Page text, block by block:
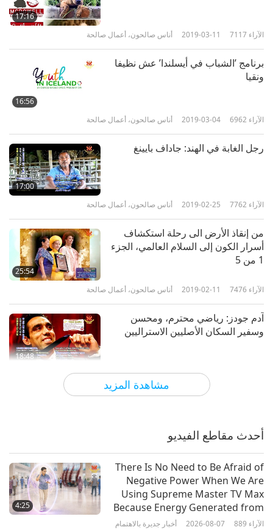
مشاهدة المزيد
17:16
أناس صالحون، أعمال صالحة 2019-03-11 7117 الآراء
16:56
برنامج ’الشباب في أيسلندا’ عش نظيفا
ونقيا
أناس صالحون، أعمال صالحة 2019-03-04 6962 الآراء
17:00
رجل الغابة في الهند: جاداف بايينغ
أناس صالحون، أعمال صالحة 2019-02-25 7762 الآراء
25:54
من إنقاذ الأرض الى رحلة استكشاف
أسرار الكون إلى السلام العالمي، الجزء
1 من 5‏
أناس صالحون، أعمال صالحة 2019-02-11 7476 الآراء
18:48
آدم جودز: رياضي محترم، ومحسن
وسفير السكان الأصليين الاستراليين
أناس صالحون، أعمال صالحة 2019-02-09
مأوى الأرانب: أوصياء على الأرانب،
الجزء 1 من 2‏
أحدث مقاطع الفيديو
4:25
There Is No Need to Be Afraid of
Negative Power When We Are
Using Supreme Master TV Max
Because Energy Generated from
It Is Far More Powerful than Any
أخبار جديرة بالاهتمام 2026-08-07 889 الآراء